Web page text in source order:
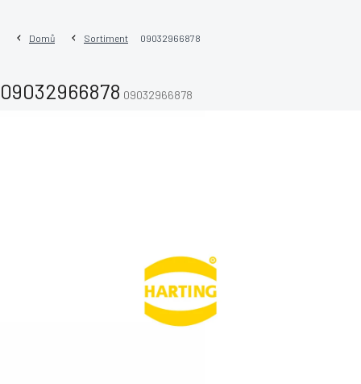
Domů Sortiment 09032966878
09032966878 09032966878